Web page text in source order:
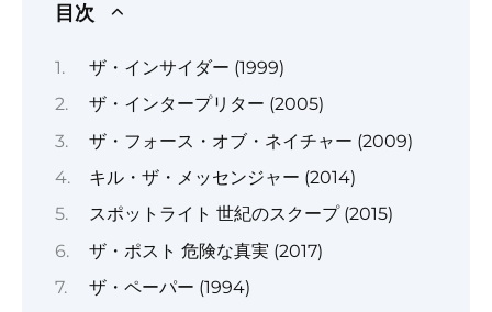
目次
ザ・インサイダー (1999)
ザ・インタープリター (2005)
ザ・フォース・オブ・ネイチャー (2009)
キル・ザ・メッセンジャー (2014)
スポットライト 世紀のスクープ (2015)
ザ・ポスト 危険な真実 (2017)
ザ・ペーパー (1994)